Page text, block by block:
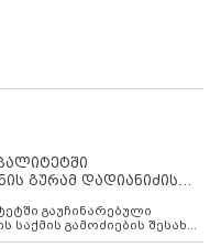
გურამ დადიანიძის
გაუჩინარებული
გამოძიების შესახებ